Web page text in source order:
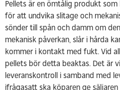
Pellets är en ömtålig produkt
för att undvika slitage och
sönder till spån och damm om
mekanisk påverkan, slår i hårda
kommer i kontakt med fukt. Vid
pellets bör detta beaktas. Det är
leveranskontroll i samband med
ifrågasatt ska köparen ge